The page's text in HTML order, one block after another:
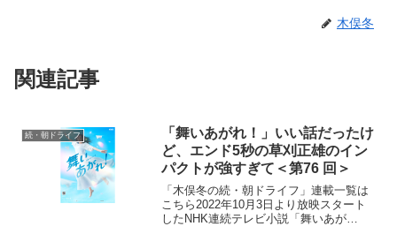
木俣冬
関連記事
続・朝ドライフ
「舞いあがれ！」いい話だったけ
ど、エンド5秒の草刈正雄のイン
パクトが強すぎて＜第76 回＞
「木俣冬の続・朝ドライフ」連載一覧は
こちら2022年10月3日より放映スタート
したNHK連続テレビ小説「舞いあが